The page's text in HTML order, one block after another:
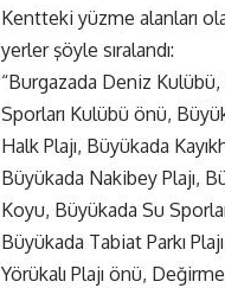
Kentteki yüzme alanları
yerler şöyle sıralandı:
“Burgazada Deniz
Sporları Kulübü önü,
Halk Plajı, Büyükada
Büyükada Nakibey Plajı,
Koyu, Büyükada Su
Büyükada Tabiat Parkı
Yörükalı Plajı önü,